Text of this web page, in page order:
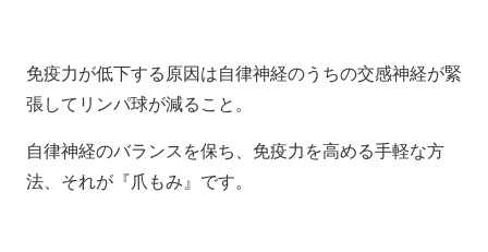
免疫力が低下する原因は自律神経のうちの交感神経が緊
張してリンパ球が減ること。
自律神経のバランスを保ち、免疫力を高める手軽な方
法、それが『爪もみ』です。